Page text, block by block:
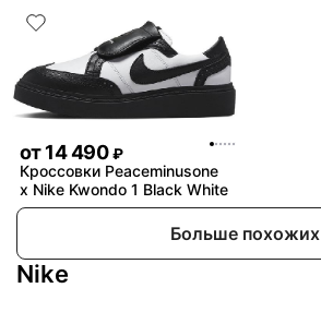
от14 490 ₽
Кроссовки Peaceminusone
x Nike Kwondo 1 Black White
Больше похожих
Nike